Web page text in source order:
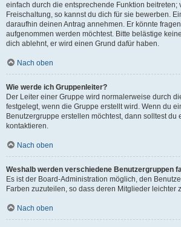
einfach durch die entsprechende Funktion beitreten;
Freischaltung, so kannst du dich für sie bewerben.
daraufhin deinen Antrag annehmen. Er könnte
aufgenommen werden möchtest. Bitte belästige
dich ablehnt, er wird einen Grund dafür haben.
Nach oben
Wie werde ich Gruppenleiter?
Der Leiter einer Gruppe wird normalerweise durch
festgelegt, wenn die Gruppe erstellt wird. Wenn du
Benutzergruppe erstellen möchtest, dann solltest du
kontaktieren.
Nach oben
Weshalb werden verschiedene Benutzergruppen
Es ist der Board-Administration möglich, den
Farben zuzuteilen, so dass deren Mitglieder leichter
Nach oben